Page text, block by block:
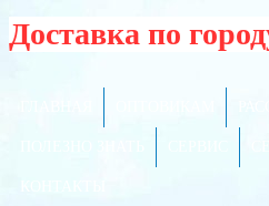
Доставка по